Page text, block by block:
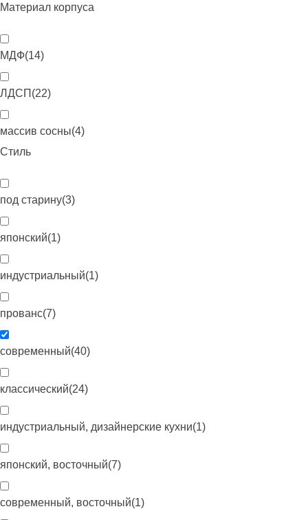
Материал корпуса
МДФ(14)
ЛДСП (22)
массив сосны(4)
Стиль
под старину(3)
японский(1)
индустриальный(1)
прованс(7)
современный(40)
классический(24)
индустриальный, дизайнерские кухни(1)
японский, восточный(7)
современный, восточный(1)